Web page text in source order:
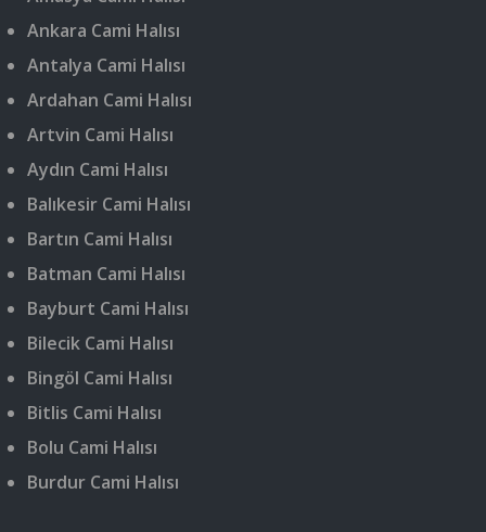
Ankara Cami Halısı
Antalya Cami Halısı
Ardahan Cami Halısı
Artvin Cami Halısı
Aydın Cami Halısı
Balıkesir Cami Halısı
Bartın Cami Halısı
Batman Cami Halısı
Bayburt Cami Halısı
Bilecik Cami Halısı
Bingöl Cami Halısı
Bitlis Cami Halısı
Bolu Cami Halısı
Burdur Cami Halısı